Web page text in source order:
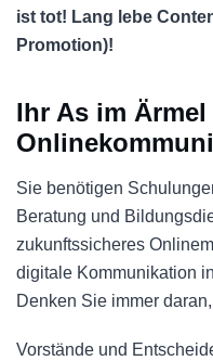
ist tot! Lang lebe
Promotion)!
Ihr As im
Sie benötigen
Beratung und
zukunftssicheres
digitale Kommunikation
Denken Sie immer
Vorstände und